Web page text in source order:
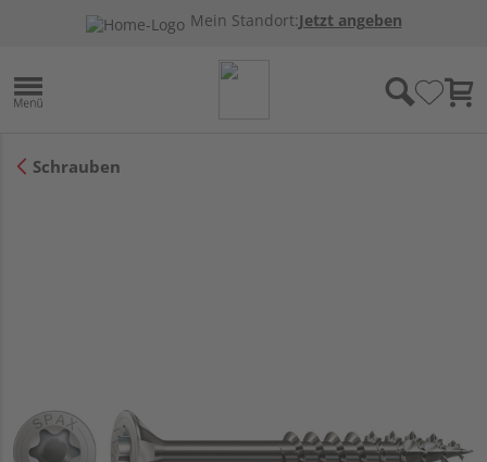
Mein Standort:Jetzt angeben
Schrauben